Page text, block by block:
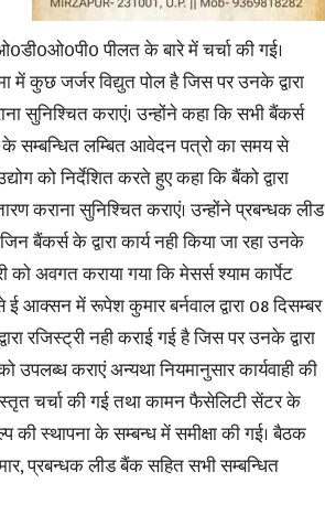
News
Paper
पीलत के बारे में चर्चा की गई।
में कुछ जर्जर विद्युत पोल है जिस पर उनके द्वारा
सुनिश्चित कराएं। उन्होंने कहा कि सभी बैंकर्स
सम्बन्धित लम्बित आवेदन पत्रो का समय से
को निर्देशित करते हुए कहा कि बैंको द्वारा
कराना सुनिश्चित कराएं। उन्होंने प्रबन्धक लीड
बैंकर्स के द्वारा कार्य नही किया जा रहा उनके
को अवगत कराया गया कि मेसर्स श्याम कार्पेट
आक्सन में रूपेश कुमार बर्नवाल द्वारा 08 दिसम्बर
रजिस्ट्री नही कराई गई है जिस पर उनके द्वारा
उपलब्ध कराएं अन्यथा नियमानुसार कार्यवाही की
चर्चा की गई तथा कामन फैसेलिटी सेंटर के
की स्थापना के सम्बन्ध में समीक्षा की गई। बैठक
प्रबन्धक लीड बैंक सहित सभी सम्बन्धित